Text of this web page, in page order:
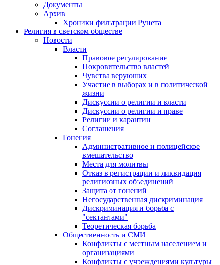
Документы
Архив
Хроники фильтрации Рунета
Религия в светском обществе
Новости
Власти
Правовое регулирование
Покровительство властей
Чувства верующих
Участие в выборах и в политической
жизни
Дискуссии о религии и власти
Дискуссии о религии и праве
Религии и карантин
Соглашения
Гонения
Административное и полицейское
вмешательство
Места для молитвы
Отказ в регистрации и ликвидация
религиозных объединений
Защита от гонений
Негосударственная дискриминация
Дискриминация и борьба с
"сектантами"
Теоретическая борьба
Общественность и СМИ
Конфликты с местным населением и
организациями
Конфликты с учреждениями культуры